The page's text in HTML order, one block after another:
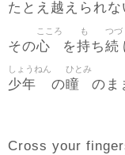
たとえ 越 えられ
その心
こころ
を持
も
ち続
つづ
少年
しょうねん
の瞳
ひとみ
のま
Cross your